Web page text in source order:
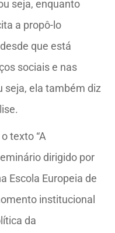
seja, enquanto
a propô-lo
que está
sociais e nas
seja, ela também diz
texto “A
dirigido por
Escola Europeia de
institucional
da